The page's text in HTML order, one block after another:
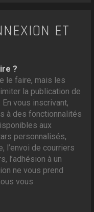
ET
?
le faire, mais les
la publication de
vous inscrivant,
à des fonctionnalités
aux
personnalisés,
l’envoi de courriers
l’adhésion à un
ne vous prend
vous